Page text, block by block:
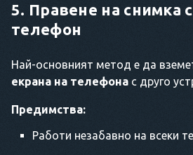
5. Правене на снимка
телефон
Най-основният метод е да
екрана на телефона с друго
Предимства:
Работи незабавно на всеки